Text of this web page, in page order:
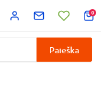
0
Paieška